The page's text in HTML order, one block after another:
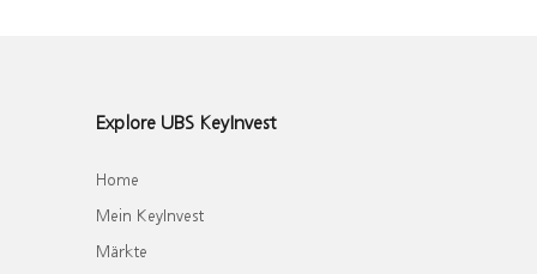
Explore UBS KeyInvest
Home
Mein KeyInvest
Märkte